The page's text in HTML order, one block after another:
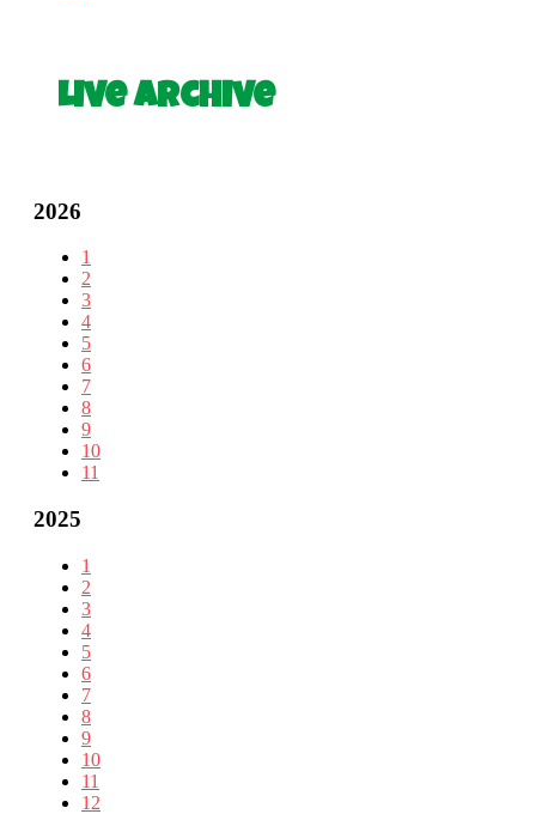
Live Archive
2026
1
2
3
4
5
6
7
8
9
10
11
2025
1
2
3
4
5
6
7
8
9
10
11
12